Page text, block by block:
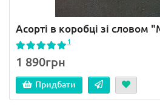
Асорті в коробці зі словом
1
1 890грн
Придбати